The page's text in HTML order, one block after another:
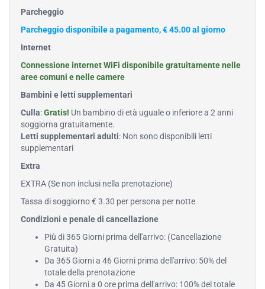
Parcheggio
Parcheggio disponibile a pagamento, € 45.00 al giorno
Internet
Connessione internet WiFi disponibile gratuitamente nelle
aree comuni e nelle camere
Bambini e letti supplementari
Culla:Gratis! Un bambino di età uguale o inferiore a 2 anni
soggiorna gratuitamente.
Letti supplementari adulti: Non sono disponibili letti
supplementari
Extra
EXTRA (Se non inclusi nella prenotazione)
Tassa di soggiorno € 3.30 per persona per notte
Condizioni e penale di cancellazione
Più di 365 Giorni prima dell'arrivo: (Cancellazione
Gratuita)
Da 365 Giorni a 46 Giorni prima dell'arrivo: 50% del
totale della prenotazione
Da 45 Giorni a 0 ore prima dell'arrivo: 100% del totale